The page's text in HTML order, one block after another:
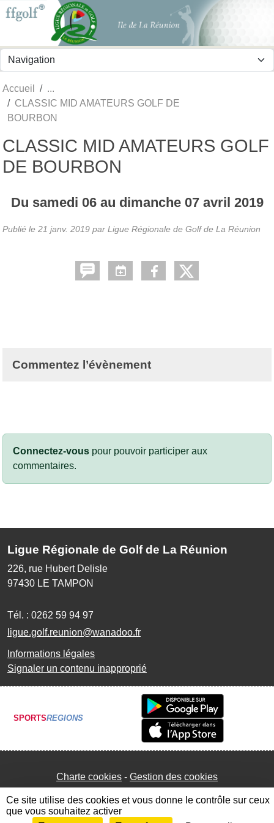
Accueil
CLASSIC MID AMATEURS GOLF DE
BOURBON
CLASSIC MID AMATEURS GOLF
DE BOURBON
Du samedi 06au dimanche 07 avril 2019
Publié le 21 janv. 2019 par Ligue Régionale de Golf de La Réunion
Commentez l’évènement
Connectez-vous pour pouvoir participer aux
commentaires.
Ligue Régionale de Golf de La Réunion
226, rue Hubert Delisle
97430 LE TAMPON
Tél. : 0262 59 94 97
ligue.golf.reunion@wanadoo.fr
Informations légales
Signaler un contenu inapproprié
SPORTSREGIONS
Charte cookies Gestion des cookies
Panneau de gestion des cookies
Ce site utilise des cookies et vous donne le contrôle sur ceux
que vous souhaitez activer